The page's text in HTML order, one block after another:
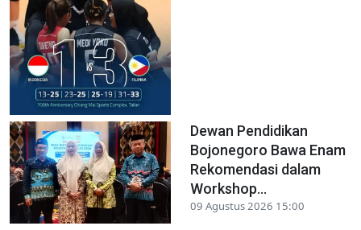
Dewan Pendidikan
Bojonegoro Bawa Enam
Rekomendasi dalam
Workshop...
09 Agustus 2026 15:00